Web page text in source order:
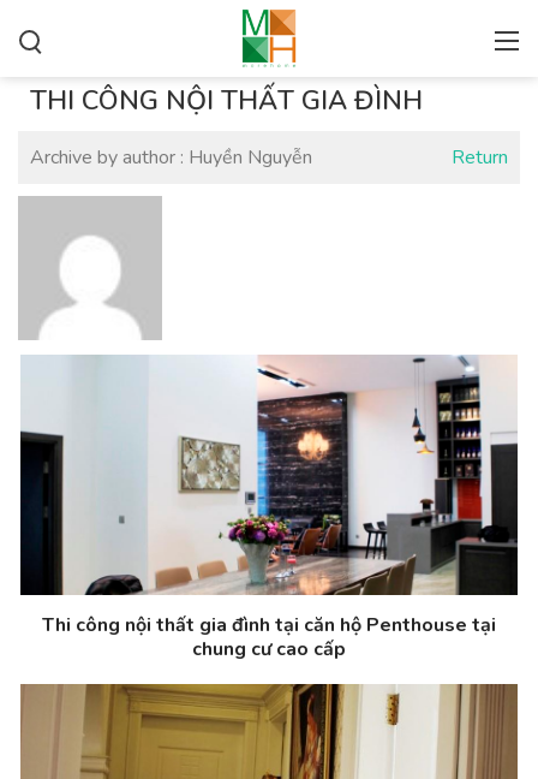
THI CÔNG NỘI THẤT GIA ĐÌNH
Archive by author : Huyền Nguyễn Return
Thi công nội thất gia đình tại căn hộ Penthouse tại
chung cư cao cấp